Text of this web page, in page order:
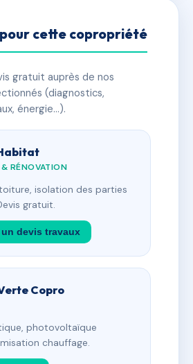
pour cette copropriété
gratuit auprès de nos
(diagnostics,
énergie…).
& RÉNOVATION
isolation des parties
gratuit.
un devis travaux
Copro
photovoltaïque
chauffage.